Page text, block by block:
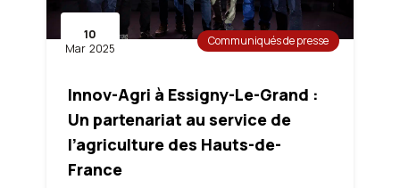
Innov-Agri à Essigny-Le-Grand :
Un partenariat au service de
l’agriculture des Hauts-de-
France
10
Mar 2025
Communiqués de presse